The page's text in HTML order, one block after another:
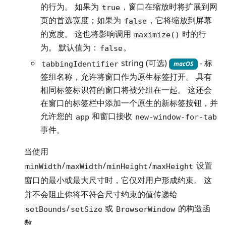
的行为。 如果为 true ，窗口在缩放时将扩展到网
页的首选宽度；如果为 false ，它将缩放到屏幕
的宽度。 这也将影响调用 maximize() 时的行
为。 默认值为： false。
tabbingIdentifier string (可选) macOS
- 标
签组名称，允许将窗口作为原生标签打开。 具有
相同标签标识符的窗口将被分组在一起。 这还会
在窗口的标签栏中添加一个原生的新标签按钮，并
允许您的 app 和窗口接收 new-window-for-tab
事件。
当使用
minWidth/maxWidth/minHeight/maxHeight 设置
窗口的最小或最大尺寸时，它仅对用户形成约束。 这
并不会阻止你将不符合尺寸约束的值传递给
setBounds/setSize 或 BrowserWindow 的构造函